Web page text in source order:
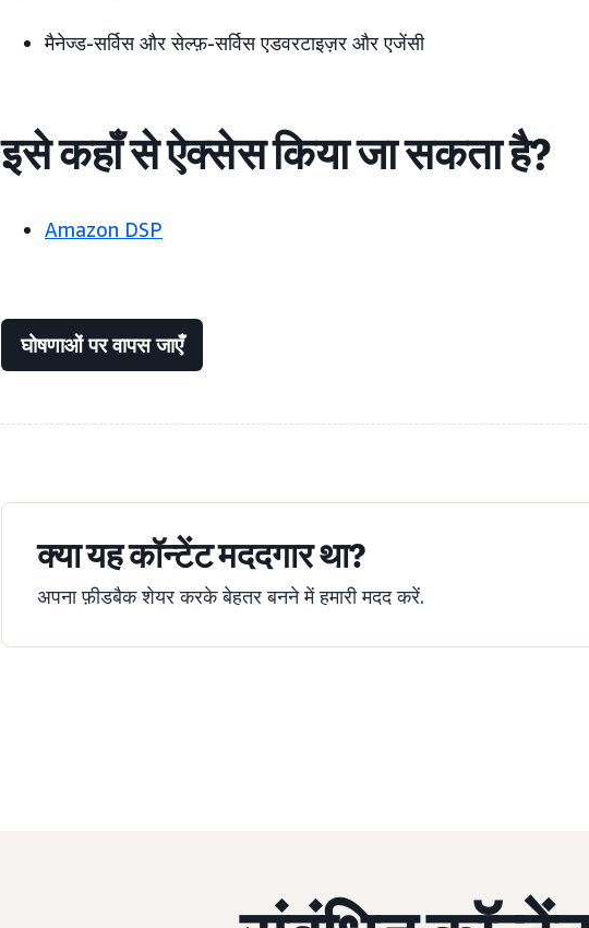
मैनेज्ड-सर्विस और सेल्फ़-सर्विस एडवरटाइज़र और एजेंसी
इसे कहाँ से ऐक्सेस किया जा सकता है?
Amazon DSP
घोषणाओं पर वापस जाएँ
क्या यह कॉन्टेंट मददगार था?
अपना फ़ीडबैक शेयर करके बेहतर बनने में हमारी मदद करें.